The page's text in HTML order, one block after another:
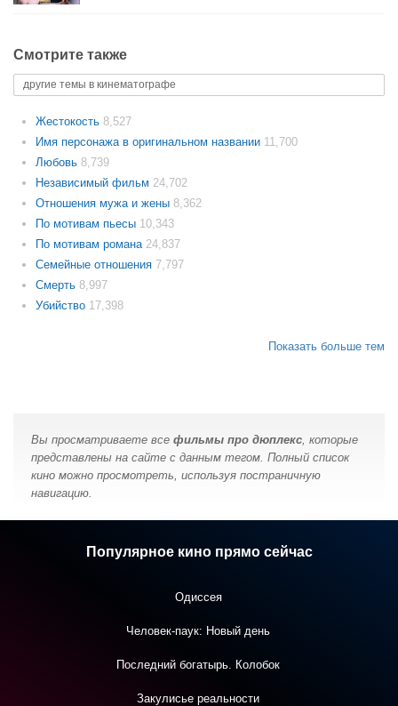
Смотрите также
другие темы в кинематографе
Жестокость 8,527
Имя персонажа в оригинальном названии 11,700
Любовь 8,739
Независимый фильм 24,702
Отношения мужа и жены 8,362
По мотивам пьесы 10,343
По мотивам романа 24,837
Семейные отношения 7,797
Смерть 8,997
Убийство 17,398
Показать больше тем
Вы просматриваете все фильмы про дюплекс, которые
представлены на сайте с данным тегом. Полный список
кино можно просмотреть, используя постраничную
навигацию.
Популярное кино прямо сейчас
Одиссея
Человек-паук: Новый день
Последний богатырь. Колобок
Закулисье реальности